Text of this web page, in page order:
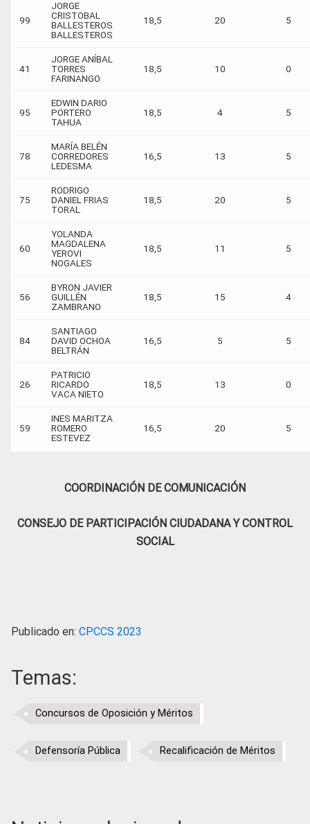
99
JORGE
CRISTOBAL
BALLESTEROS
BALLESTEROS
18,5 20 5
41
JORGE ANÍBAL
TORRES
FARINANGO
18,5 10 0
95
EDWIN DARIO
PORTERO
TAHUA
18,5 4 5
78
MARÍA BELÉN
CORREDORES
LEDESMA
16,5 13 5
75
RODRIGO
DANIEL FRIAS
TORAL
18,5 20 5
60
YOLANDA
MAGDALENA
YEROVI
NOGALES
18,5 11 5
56
BYRON JAVIER
GUILLÉN
ZAMBRANO
18,5 15 4
84
SANTIAGO
DAVID OCHOA
BELTRÁN
16,5 5 5
26
PATRICIO
RICARDO
VACA NIETO
18,5 13 0
59
INES MARITZA
ROMERO
ESTEVEZ
16,5 20 5
COORDINACIÓN DE COMUNICACIÓN
CONSEJO DE PARTICIPACIÓN CIUDADANA Y CONTROL
SOCIAL
Publicado en: CPCCS 2023
Temas:
Concursos de Oposición y Méritos
Defensoría Pública Recalificación de Méritos